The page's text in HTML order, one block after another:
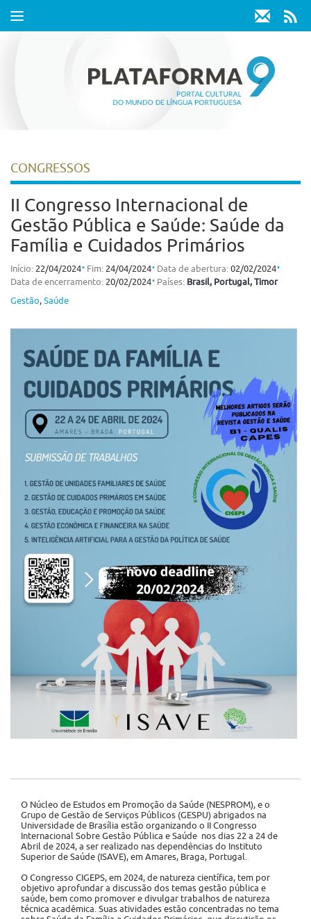
Toggle
CONGRESSOS
II Congresso Internacional de
Gestão Pública e Saúde: Saúde da
Família e Cuidados Primários
Início: 22/04/2024⋅ Fim: 24/04/2024⋅ Data de abertura: 02/02/2024⋅
Data de encerramento: 20/02/2024⋅ Países: Brasil, Portugal, Timor
Gestão, Saúde
O Núcleo de Estudos em Promoção da Saúde (NESPROM), e o
Grupo de Gestão de Serviços Públicos (GESPU) abrigados na
Universidade de Brasília estão organizando o II Congresso
Internacional Sobre Gestão Pública e Saúde nos dias 22 a 24 de
Abril de 2024, a ser realizado nas dependências do Instituto
Superior de Saúde (ISAVE), em Amares, Braga, Portugal.
O Congresso CIGEPS, em 2024, de natureza científica, tem por
objetivo aprofundar a discussão dos temas gestão pública e
saúde, bem como promover e divulgar trabalhos de natureza
técnica acadêmica. Suas atividades estão concentradas no tema